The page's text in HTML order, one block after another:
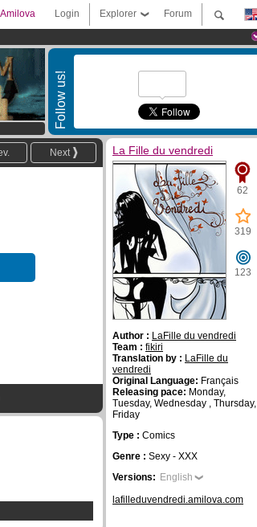
Forum
Explorer
Login
Follow us!
Next La Fille du vendredi
62
319
123
Author : LaFille du vendredi
Team : fikiri
Translation by : LaFille du
vendredi
Original Language: Français
Releasing pace: Monday,
Tuesday, Wednesday , Thursday,
Friday
Type : Comics
Genre : Sexy - XXX
Versions: English
lafilleduvendredi.amilova.com